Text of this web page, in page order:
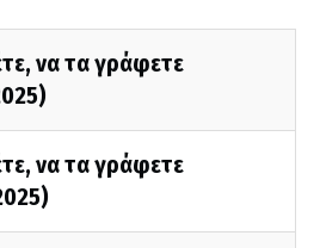
να τα γράφετε
να τα γράφετε